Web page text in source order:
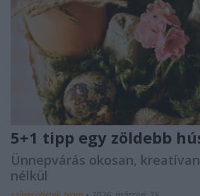
5+1 tipp egy zöldebb
Ünnepvárás okosan,
nélkül